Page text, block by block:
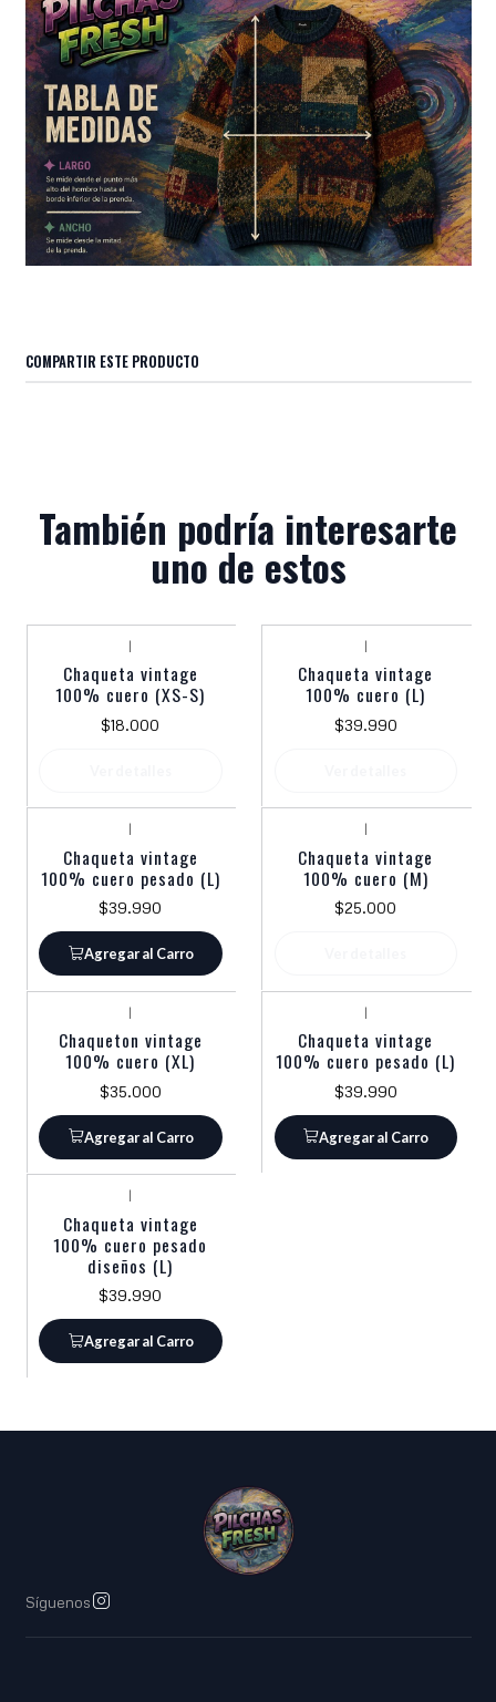
COMPARTIR ESTE PRODUCTO
También podría interesarte
uno de estos
|
Chaqueta vintage
100% cuero (XS-S)
$18.000
|
Chaqueta vintage
100% cuero (L)
$39.990
|
Chaqueta vintage
100% cuero pesado (L)
$39.990
Agregar al Carro
|
Chaqueta vintage
100% cuero (M)
$25.000
|
Chaqueton vintage
100% cuero (XL)
$35.000
Agregar al Carro
|
Chaqueta vintage
100% cuero pesado (L)
$39.990
Agregar al Carro
|
Chaqueta vintage
100% cuero pesado
diseños (L)
$39.990
Agregar al Carro
Síguenos